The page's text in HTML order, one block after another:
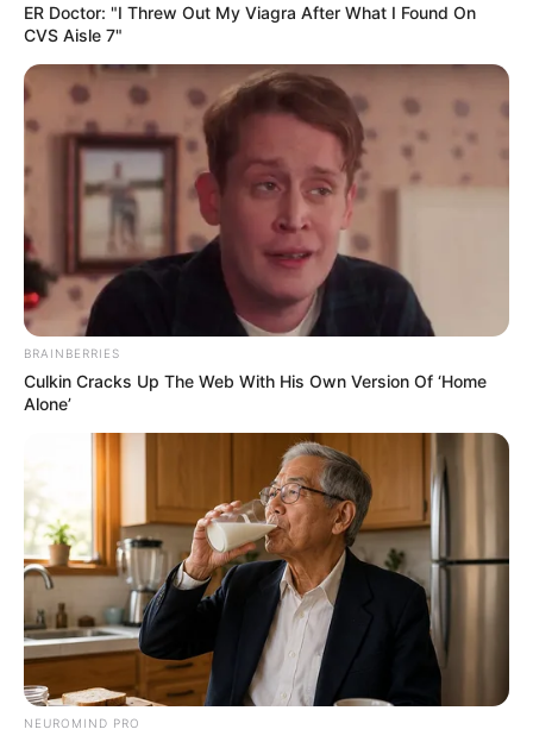
PRONOSTIC QUINTÉ PRIX ANNIE HUTTON
20-01-2026
Dernière mise à jour le 20 janvier 2026 à 13:08
QUINTÉ AUJOURD’HUI : BASE GAGNANTE ET
ER Doctor: "I Threw Out My Viagra After What I Found On
CVS Aisle 7"
BRAINBERRIES
Culkin Cracks Up The Web With His Own Version Of ‘Home
Alone’
NEUROMIND PRO